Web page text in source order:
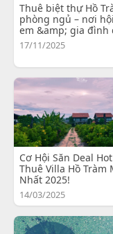
Thuê biệt thự Hồ
phòng ngủ – nơi
em &amp; gia đình
17/11/2025
Cơ Hội Săn Deal
Thuê Villa Hồ Tràm
Nhất 2025!
14/03/2025